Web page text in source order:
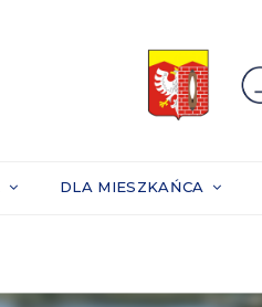
DLA MIESZKAŃCA